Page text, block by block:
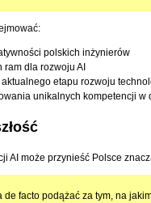
polskich inżynierów
dla rozwoju AI
etapu rozwoju
unikalnych kompetencji w
AI może przynieść Polsce
facto podążać za tym, na